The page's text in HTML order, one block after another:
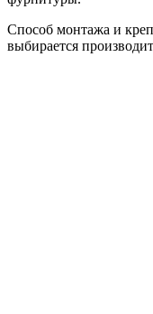
Способ монтажа и
выбирается